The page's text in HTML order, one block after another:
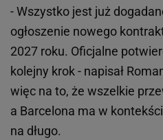
- Wszystko jest już
ogłoszenie nowego
2027 roku. Oficjalne
kolejny krok - napisał
więc na to, że wszelkie
a Barcelona ma w
na długo.